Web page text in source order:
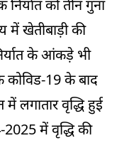
को तीन गुना
में खेतीबाड़ी की
के आंकड़े भी
19 के बाद
में लगातार वृद्धि हुई
में वृद्धि की